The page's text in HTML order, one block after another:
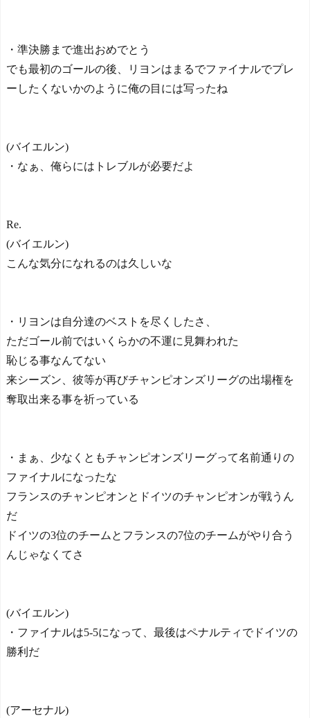
・準決勝まで進出おめでとう
でも最初のゴールの後、リヨンはまるでファイナルでプレ
ーしたくないかのように俺の目には写ったね
(バイエルン)
・なぁ、俺らにはトレブルが必要だよ
Re.
(バイエルン)
こんな気分になれるのは久しいな
・リヨンは自分達のベストを尽くしたさ、
ただゴール前ではいくらかの不運に見舞われた
恥じる事なんてない
来シーズン、彼等が再びチャンピオンズリーグの出場権を
奪取出来る事を祈っている
・まぁ、少なくともチャンピオンズリーグって名前通りの
ファイナルになったな
フランスのチャンピオンとドイツのチャンピオンが戦うん
だ
ドイツの3位のチームとフランスの7位のチームがやり合う
んじゃなくてさ
(バイエルン)
・ファイナルは5-5になって、最後はペナルティでドイツの
勝利だ
(アーセナル)